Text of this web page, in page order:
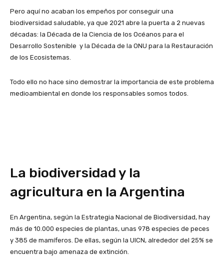
Pero aquí no acaban los empeños por conseguir una
biodiversidad saludable, ya que 2021 abre la puerta a 2 nuevas
décadas: la Década de la Ciencia de los Océanos para el
Desarrollo Sostenible y la Década de la ONU para la Restauración
de los Ecosistemas.
Todo ello no hace sino demostrar la importancia de este problema
medioambiental en donde los responsables somos todos.
La biodiversidad y la
agricultura en la Argentina
En Argentina, según la Estrategia Nacional de Biodiversidad, hay
más de 10.000 especies de plantas, unas 978 especies de peces
y 385 de mamíferos. De ellas, según la UICN, alrededor del 25% se
encuentra bajo amenaza de extinción.